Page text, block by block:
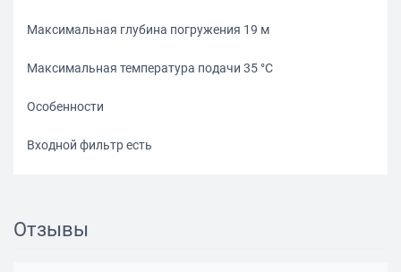
Максимальная глубина погружения 19 м
Максимальная температура подачи 35 °С
Особенности
Входной фильтр есть
Корпус насоса
Отзывы